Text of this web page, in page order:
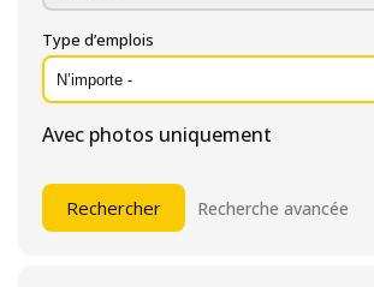
Type d’emplois
Avec photos uniquement
Recherche avancée